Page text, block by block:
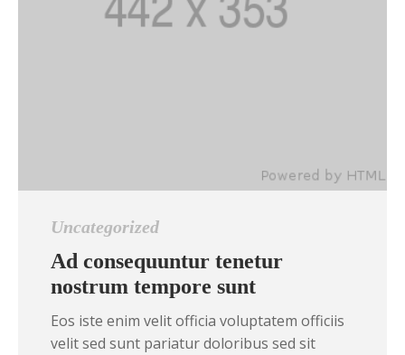
Uncategorized
Ad consequuntur tenetur
nostrum tempore sunt
Eos iste enim velit officia voluptatem officiis
velit sed sunt pariatur doloribus sed sit